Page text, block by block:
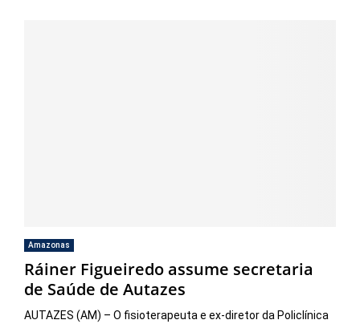
Amazonas
Ráiner Figueiredo assume secretaria
de Saúde de Autazes
AUTAZES (AM) – O fisioterapeuta e ex-diretor da Policlínica